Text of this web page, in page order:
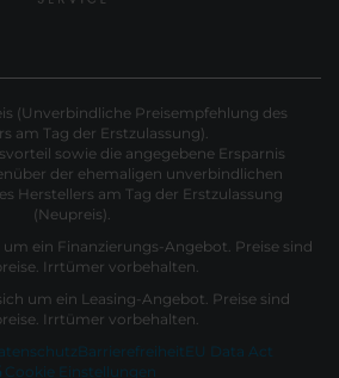
(Unverbindliche Preisempfehlung des
am Tag der Erstzulassung).
sowie die angegebene Ersparnis
der ehemaligen unverbindlichen
Herstellers am Tag der Erstzulassung
(Neupreis).
ein Finanzierungs-Angebot. Preise sind
Irrtümer vorbehalten.
um ein Leasing-Angebot. Preise sind
Irrtümer vorbehalten.
Barrierefreiheit EU Data Act
Cookie Einstellungen